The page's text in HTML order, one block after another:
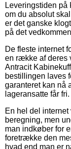
Leveringstiden på
om du absolut
er det ganske
på det
De fleste internet
en række af deres
Antracit
bestillingen laves
garanteret kan nå
lageransatte får fri.
En hel del
beregning, men
man indkøber for
foretrække den
hvad end man er